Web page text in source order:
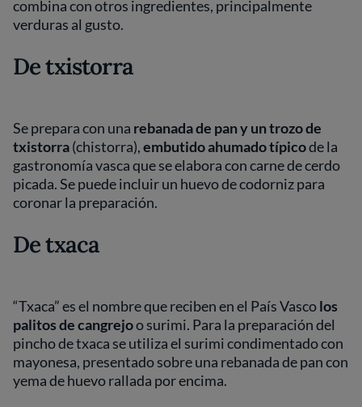
combina con otros ingredientes, principalmente
verduras al gusto.
De txistorra
Se prepara con una rebanada de pan y un trozo de
txistorra(chistorra),embutido ahumado típicode la
gastronomía vasca que se elabora con carne de cerdo
picada. Se puede incluir un huevo de codorniz para
coronar la preparación.
De txaca
“Txaca” es el nombre que reciben en el País Vascolos
palitos de cangrejoo surimi. Para la preparación del
pincho de txaca se utiliza el surimi condimentado con
mayonesa, presentado sobre una rebanada de pan con
yema de huevo rallada por encima.